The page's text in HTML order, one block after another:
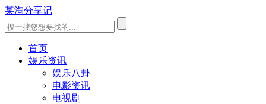
某淘分享记
首页
娱乐资讯
娱乐八卦
电影资讯
电视剧